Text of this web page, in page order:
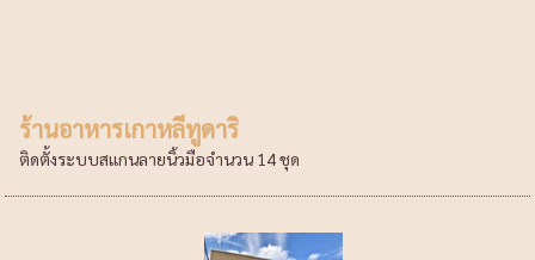
ร้านอาหารเกาหลีทูดาริ
ติดตั้งระบบสแกนลายนิ้วมือจำนวน 14 ชุด